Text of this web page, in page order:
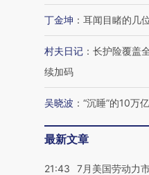
丁金坤 ： 耳闻目睹的几
村夫日记 ： 长护险覆盖
续加码
吴晓波 ： “沉睡”的10万
最新文章
21:43
7月美国劳动力